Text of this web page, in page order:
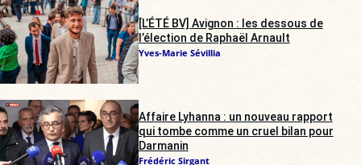
[L’ÉTÉ BV] Avignon : les dessous de
l’élection de Raphaël Arnault
Yves-Marie Sévillia
Affaire Lyhanna : un nouveau rapport
qui tombe comme un cruel bilan pour
Darmanin
Frédéric Sirgant